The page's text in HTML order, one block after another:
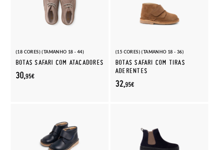
(18 CORES) (TAMANHO 18 - 44)
BOTAS SAFARI COM ATACADORES
30,95€
(15 CORES) (TAMANHO 18 - 36)
BOTAS SAFARI COM TIRAS
ADERENTES
32,95€